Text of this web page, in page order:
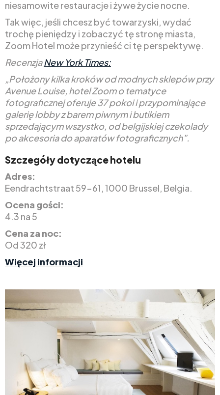
niesamowite restauracje i żywe życie nocne.
Tak więc, jeśli chcesz być towarzyski, wydać
trochę pieniędzy i zobaczyć tę stronę miasta,
Zoom Hotel może przynieść ci tę perspektywę.
RecenzjaNew York Times:
„Położony kilka kroków od modnych sklepów przy
Avenue Louise, hotel Zoom o tematyce
fotograficznej oferuje 37 pokoi i przypominające
galerię lobby z barem piwnym i butikiem
sprzedającym wszystko, od belgijskiej czekolady
po akcesoria do aparatów fotograficznych”.
Szczegóły dotyczące hotelu
Adres:
Eendrachtstraat 59-61, 1000 Brussel, Belgia.
Ocena gości:
4.3 na 5
Cena za noc:
Od 320 zł
Więcej informacji